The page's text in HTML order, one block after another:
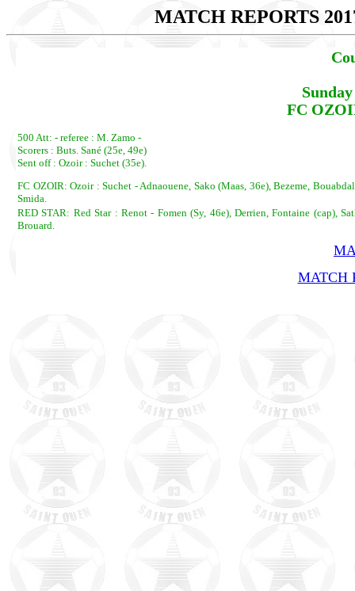
MATCH REPORTS
FC
500 Att: - referee : M. Zamo -
Scorers : Buts. Sané (25e, 49e)
Sent off : Ozoir : Suchet (35e).
FC OZOIR: Ozoir : Suchet - Adnaouene, Sako (Maas, 36e), Bezeme,
Smida.
RED STAR: Red Star : Renot - Fomen (Sy, 46e), Derrien, Fontaine
Brouard.
MATCH